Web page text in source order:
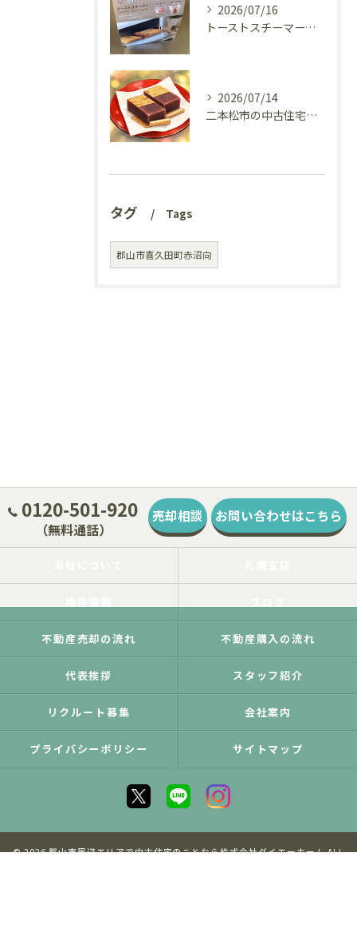
2026/07/16
トーストスチーマーで、いつものパンが少し変わった話
2026/07/14
二本松市の中古住宅、リフォーム前の様子を見てきました(^^♪
タグ Tags
郡山市喜久田町赤沼向
0120-501-920
（無料通話）
売却相談 お問い合わせはこちら
不動産売却の流れ 不動産購入の流れ
代表挨拶 スタッフ紹介
リクルート募集 会社案内
プライバシーポリシー サイトマップ
© 2026 郡山市周辺エリアで中古住宅のことなら株式会社ダイエーホーム ALL